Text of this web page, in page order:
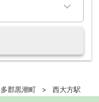
郡黒潮町 西大方駅